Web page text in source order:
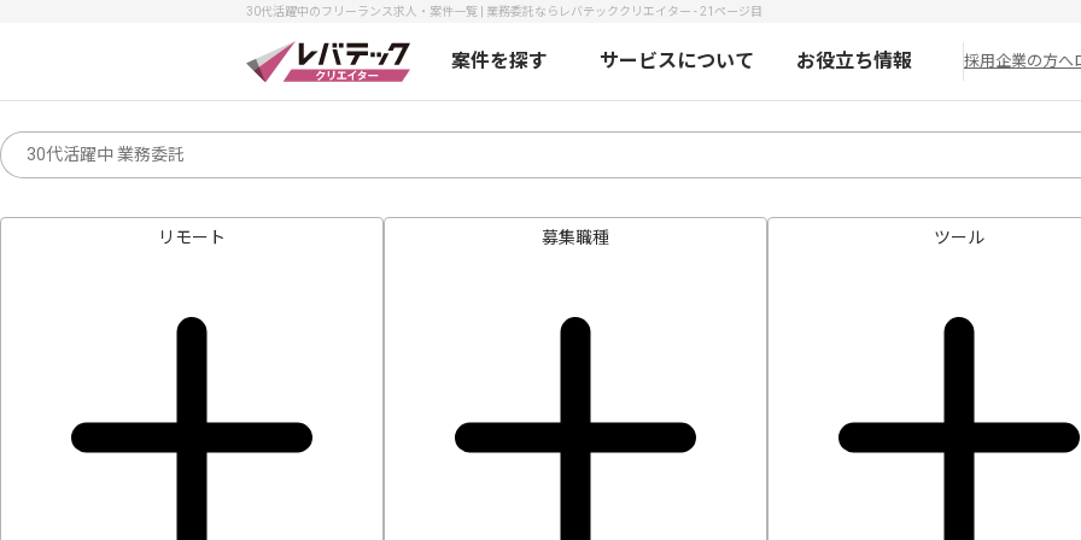
30代活躍中のフリーランス求人・案件一覧 | 業務委託ならレバテッククリエイター - 21ページ目
案件を探す サービスについて お役立ち情報 採用企業の方へ
リモート 募集職種 ツール